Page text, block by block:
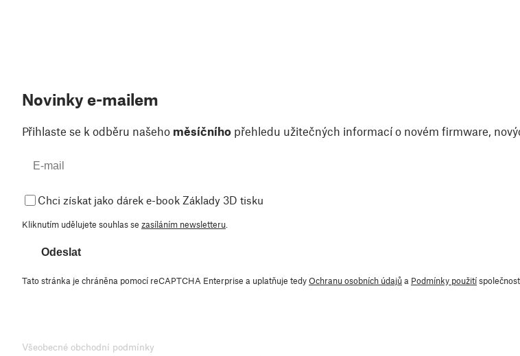
Novinky e-mailem
Přihlaste se k odběru našeho měsíčního přehledu užitečných informací o novém firmware,
Chci získat jako dárek e-book Základy 3D tisku
Kliknutím udělujete souhlas se zasíláním newsletteru.
Odeslat
Tato stránka je chráněna pomocí reCAPTCHA Enterprise a uplatňuje tedyOchranu osobních údajůa Podmínky použití
Všeobecné obchodní podmínky